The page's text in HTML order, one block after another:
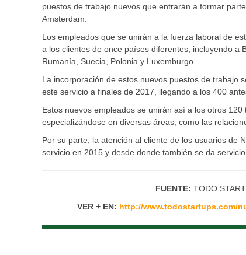
puestos de trabajo nuevos que entrarán a formar
Amsterdam.
Los empleados que se unirán a la fuerza laboral de
a los clientes de once países diferentes, incluyendo a
Rumanía, Suecia, Polonia y Luxemburgo.
La incorporación de estos nuevos puestos de trabajo
este servicio a finales de 2017, llegando a los 400
Estos nuevos empleados se unirán así a los otros
especializándose en diversas áreas, como las
Por su parte, la atención al cliente de los usuarios de
servicio en 2015 y desde donde también se da
FUENTE: TODO
VER + EN: http://www.todostartups.com/